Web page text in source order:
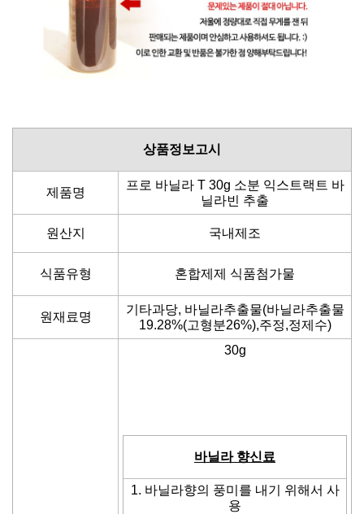
상품정보고시
제품명
프로 바닐라 T 30g 소분 익스트랙트 바
닐라빈 추출
원산지 국내제조
식품유형 혼합제제 식품첨가물
원재료명
기타과당, 바닐라추출물(바닐라추출물
19.28%(고형분26%),주정,정제수)
30g
바닐라 향신료
1. 바닐라향의 풍미를 내기 위해서 사
용